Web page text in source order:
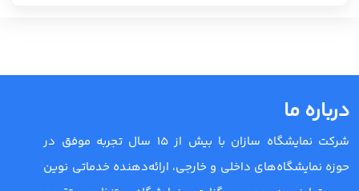
درباره ما
شرکت نمایشگاه سازان با بیش از 15 سال تجربه موفق در
حوزه نمایشگاه‌های داخلی و خارجی، ارائه‌دهنده خدماتی نوین